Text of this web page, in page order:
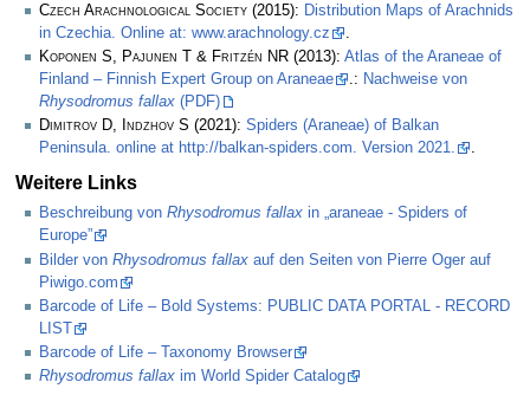
Czech Arachnological Society (2015): Distribution Maps of Arachnids
in Czechia. Online at: www.arachnology.cz
Koponen S, Pajunen T & Fritzén NR (2013): Atlas of the Araneae of
Finland – Finnish Expert Group on Araneae
.: Nachweise von
Rhysodromus fallax (PDF)
Dimitrov D, Indzhov S (2021): Spiders (Araneae) of Balkan
Peninsula. online at http://balkan-spiders.com. Version 2021.
.
Weitere Links
Beschreibung von Rhysodromus fallax in „araneae - Spiders of
Europe”
Bilder von Rhysodromus fallax auf den Seiten von Pierre Oger auf
Piwigo.com
Barcode of Life – Bold Systems: PUBLIC DATA PORTAL - RECORD
LIST
Barcode of Life – Taxonomy Browser
Rhysodromus fallax im World Spider Catalog